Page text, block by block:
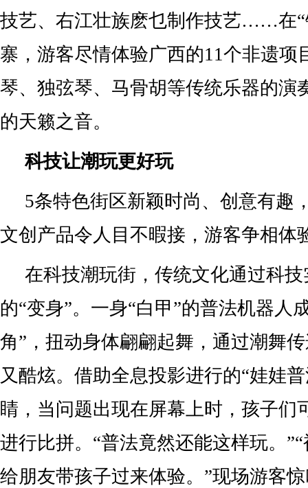
技艺、右江壮族麽乜制作技艺……在“
寨，游客尽情体验广西的11个非遗项
琴、独弦琴、马骨胡等传统乐器的演
的天籁之音。
科技让潮玩更好玩
5条特色街区新颖时尚、创意有趣
文创产品令人目不暇接，游客争相体
在科技潮玩街，传统文化通过科
的“变身”。一身“白甲”的普法机器人
角”，扭动身体翩翩起舞，通过潮舞
又酷炫。借助全息投影进行的“娃娃
睛，当问题出现在屏幕上时，孩子们
进行比拼。“普法竟然还能这样玩。”“
给朋友带孩子过来体验。”现场游客